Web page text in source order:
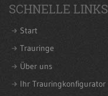
SCHNELLE LINKS
Start
Trauringe
Über uns
Ihr Trauringkonfigurator